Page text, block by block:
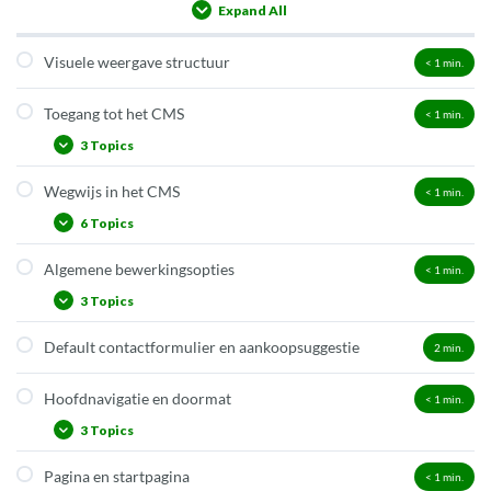
Expand All
Visuele weergave structuur < 1 min.
Toegang tot het CMS < 1 min.
3 Topics
Aanmelden
Menu Kijker
Menu Beheerder en Redacteur
Wegwijs in het CMS < 1 min.
6 Topics
Profiel
Dashboard
Inhoud
Dringende mededeling
Structuur
Site instellingen
Algemene bewerkingsopties < 1 min.
3 Topics
Revisies (versiebeheer)
Default contactformulier en aankoopsuggestie 2 min.
Hoofdnavigatie en doormat < 1 min.
3 Topics
Aanpassen menu’s
Pagina en startpagina < 1 min.